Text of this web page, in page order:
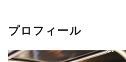
プロフィール